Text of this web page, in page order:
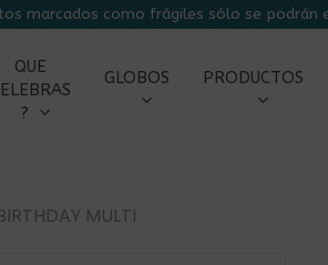
marcados como frágiles sólo se podrán
QUE
?
GLOBOS PRODUCTOS
MULTI